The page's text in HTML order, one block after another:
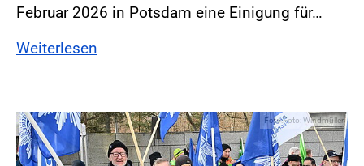
Februar 2026 in Potsdam eine Einigung für…
Weiterlesen
Foto:Foto: Windmüller